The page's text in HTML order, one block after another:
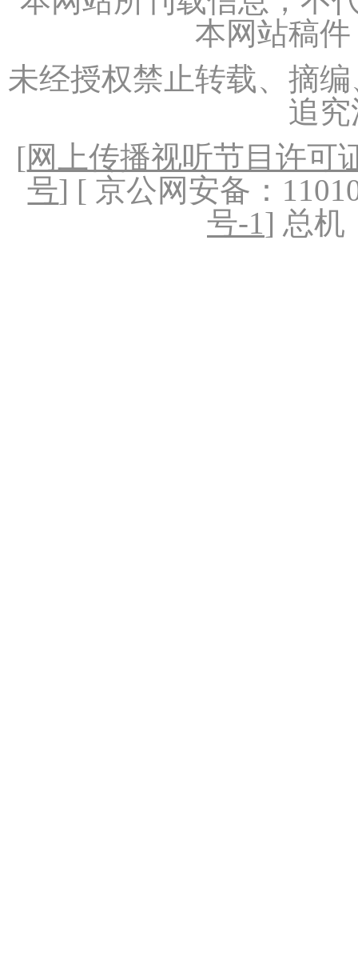
本网站稿
未经授权禁止转载、摘
追
[网上传播视听节目许可
号] [ 京公网安备：
号-1] 总机